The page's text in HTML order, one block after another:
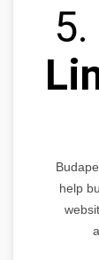
5.
help